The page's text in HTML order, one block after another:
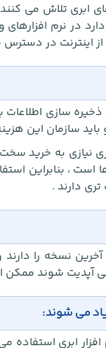
ابری تلاش می کنند
در نرم
از اینترنت در
ذخیره سازی
سازمان این
نیازی به خرید
، بنابراین
دارند .
نسخه را
آپدیت شوند
می شوند:
افزار ابری